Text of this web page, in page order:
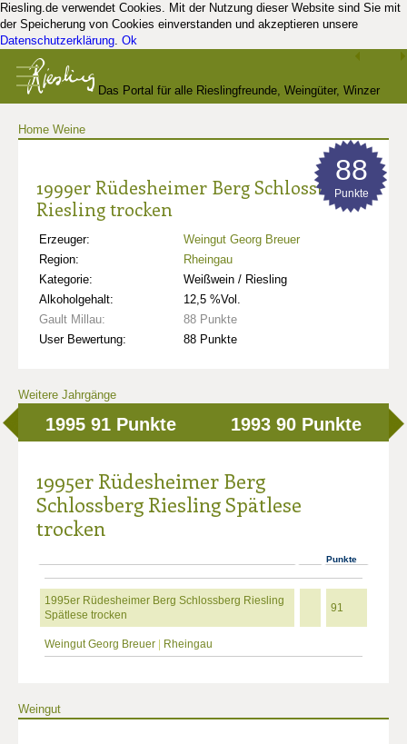
Riesling.de verwendet Cookies. Mit der Nutzung dieser Website sind Sie mit
der Speicherung von Cookies einverstanden und akzeptieren unsere
Datenschutzerklärung. Ok
Das Portal für alle Rieslingfreunde, Weingüter, Winzer
Home Weine
1999er Rüdesheimer Berg Schlossberg
Riesling trocken
Erzeuger:
Weingut Georg Breuer
Region:
Rheingau
Kategorie:
Weißwein / Riesling
Alkoholgehalt:
12,5 %Vol.
Gault Millau:
88 Punkte
User Bewertung:
88 Punkte
88
Punkte
Weitere Jahrgänge
1995 91 Punkte 1993 90 Punkte
1995er Rüdesheimer Berg
Schlossberg Riesling Spätlese
trocken
Punkte
1995er Rüdesheimer Berg Schlossberg Riesling
Spätlese trocken
91
Weingut Georg Breuer Rheingau
Weingut